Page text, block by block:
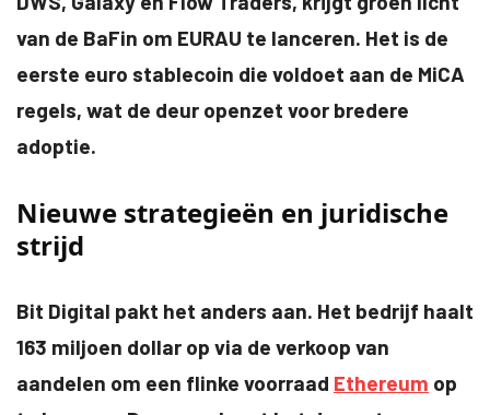
van de BaFin om EURAU te lanceren. Het is de
eerste euro stablecoin die voldoet aan de MiCA
regels, wat de deur openzet voor bredere
adoptie.
Nieuwe strategieën en juridische
strijd
Bit Digital pakt het anders aan. Het bedrijf haalt
163 miljoen dollar op via de verkoop van
aandelen om een flinke voorraad Ethereum op